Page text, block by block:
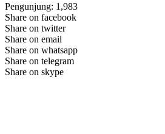
Pengunjung: 1,983
Share on facebook
Share on twitter
Share on email
Share on whatsapp
Share on telegram
Share on skype